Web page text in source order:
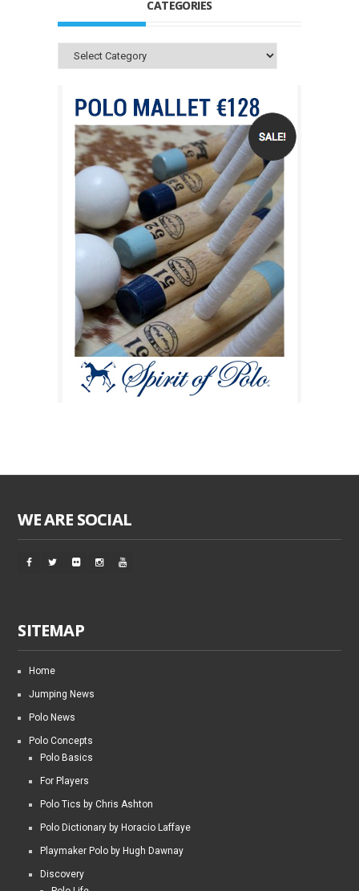
CATEGORIES
Categories
WE ARE SOCIAL
SITEMAP
Home
Jumping News
Polo News
Polo Concepts
Polo Basics
For Players
Polo Tics by Chris Ashton
Polo Dictionary by Horacio Laffaye
Playmaker Polo by Hugh Dawnay
Discovery